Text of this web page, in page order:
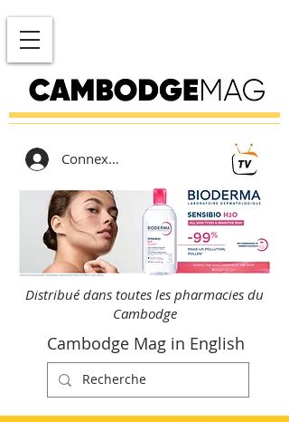
Connexion
Distribué dans toutes les pharmacies du
Cambodge
Cambodge Mag in English